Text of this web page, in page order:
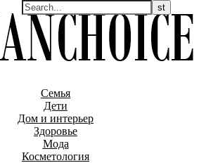
Семья
Дети
Дом и интерьер
Здоровье
Мода
Косметология